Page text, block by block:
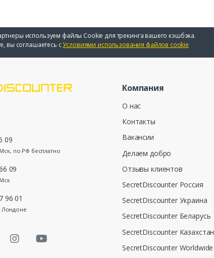
используем файлы Cookie для трекинга вашего кэшбэка.
вы соглашаетесь сУсловиями использования файлов cookie
09
Мск, по РФ бесплатно
09
96 01
Лондоне
Компания
О нас
Контакты
Вакансии
Делаем добро
Отзывы клиентов
SecretDiscounter Россия
SecretDiscounter Украина
SecretDiscounter Беларусь
SecretDiscounter Казахстан
SecretDiscounter Worldwide